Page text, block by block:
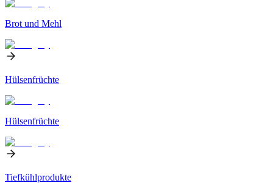
Brot und Mehl
Hülsenfrüchte
Hülsenfrüchte
Tiefkühlprodukte